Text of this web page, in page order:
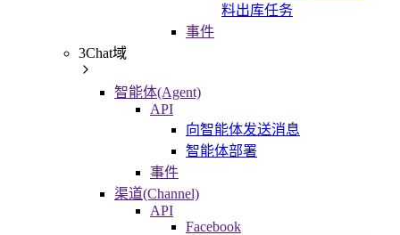
料出库任务
事件
3Chat域
智能体(Agent)
API
向智能体发送消息
智能体部署
事件
渠道(Channel)
API
Facebook